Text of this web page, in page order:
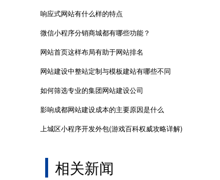
响应式网站有什么样的特点
微信小程序分销商城都有哪些功能？
网站首页这样布局有助于网站排名
网站建设中整站定制与模板建站有哪些不同
如何筛选专业的集团网站建设公司
影响成都网站建设成本的主要原因是什么
上城区小程序开发外包(游戏百科权威攻略详解)
相关新闻